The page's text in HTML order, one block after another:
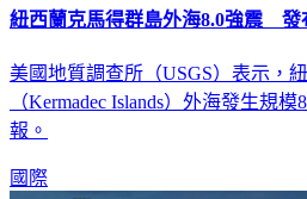
紐西蘭克馬得群島外海8.0強震 發
美國地質調查所（USGS）表示，
（Kermadec Islands）外海發生規
報。
國際